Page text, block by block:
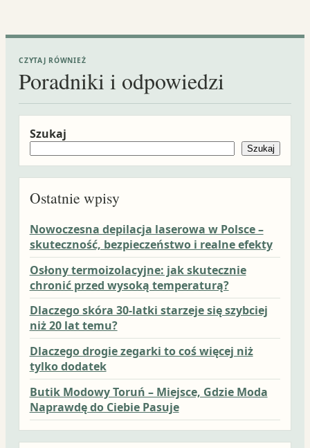
CZYTAJ RÓWNIEŻ
Poradniki i odpowiedzi
Szukaj
Szukaj
Ostatnie wpisy
Nowoczesna depilacja laserowa w Polsce –
skuteczność, bezpieczeństwo i realne efekty
Osłony termoizolacyjne: jak skutecznie
chronić przed wysoką temperaturą?
Dlaczego skóra 30-latki starzeje się szybciej
niż 20 lat temu?
Dlaczego drogie zegarki to coś więcej niż
tylko dodatek
Butik Modowy Toruń – Miejsce, Gdzie Moda
Naprawdę do Ciebie Pasuje